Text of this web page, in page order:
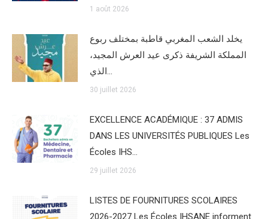
1 août 2026
يخلد الشعب المغربي قاطبة بمختلف ربوع
المملكة الشريفة ذكرى عيد العرش المجيد،
الذي…
30 juillet 2026
EXCELLENCE ACADÉMIQUE : 37 ADMIS
DANS LES UNIVERSITÉS PUBLIQUES Les
Écoles IHS…
29 juillet 2026
LISTES DE FOURNITURES SCOLAIRES
2026-2027 Les Écoles IHSANE informent